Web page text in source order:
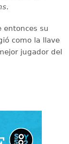
.
entonces su
como la llave
jugador del